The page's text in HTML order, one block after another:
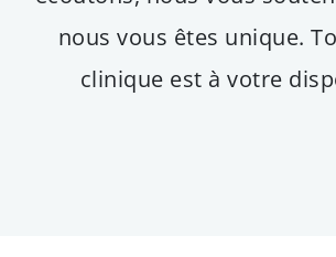
nous vous êtes unique.
clinique est à votre